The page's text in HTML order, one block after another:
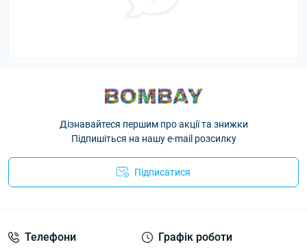
Дізнавайтеся першим про акції та знижки
Підпишіться на нашу e-mail розсилку
Підписатися
Телефони Графік роботи